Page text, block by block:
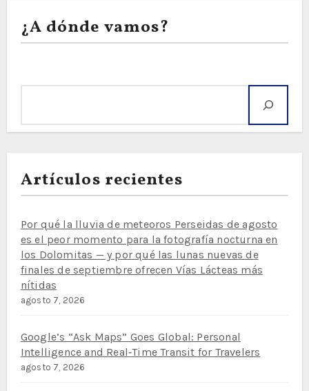
¿A dónde vamos?
Artículos recientes
Por qué la lluvia de meteoros Perseidas de agosto
es el peor momento para la fotografía nocturna en
los Dolomitas — y por qué las lunas nuevas de
finales de septiembre ofrecen Vías Lácteas más
nítidas
agosto 7, 2026
Google’s “Ask Maps” Goes Global: Personal
Intelligence and Real‑Time Transit for Travelers
agosto 7, 2026